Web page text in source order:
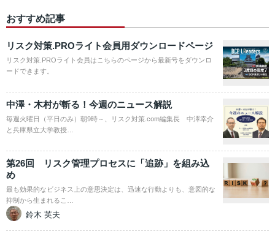
おすすめ記事
リスク対策.PROライト会員用ダウンロードページ
リスク対策.PROライト会員はこちらのページから最新号をダウンロ
ードできます。
中澤・木村が斬る！今週のニュース解説
毎週火曜日（平日のみ）朝9時～、リスク対策.com編集長 中澤幸介
と兵庫県立大学教授…
第26回 リスク管理プロセスに「追跡」を組み込
め
最も効果的なビジネス上の意思決定は、迅速な行動よりも、意図的な
抑制から生まれるこ…
鈴木 英夫